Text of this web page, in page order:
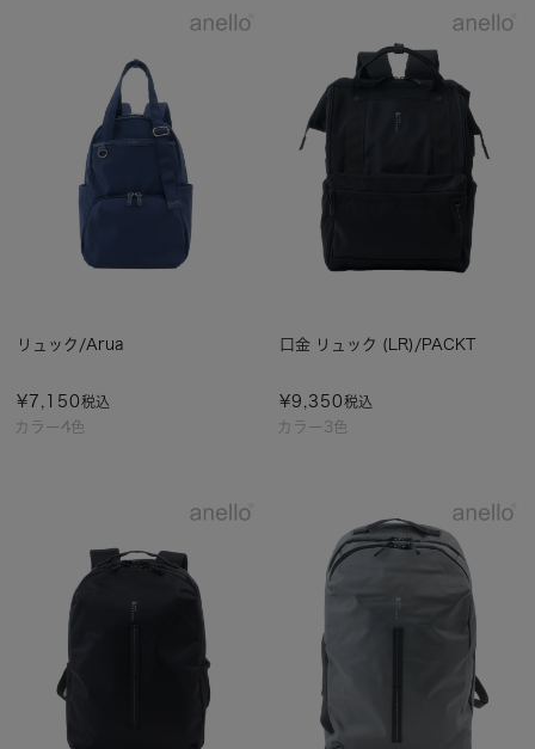
カラー4色
リュック/Arua
¥7,150税込
カラー3色
口金 リュック (LR)/PACKT
¥9,350税込